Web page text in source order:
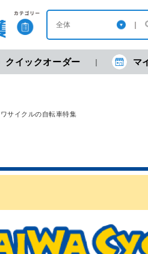
クイックオーダー マ
サイクルの自転車特集